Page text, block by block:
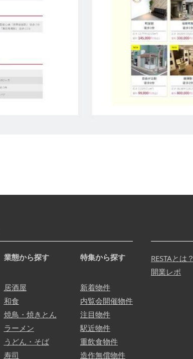
業態から探す
居酒屋
和食
焼鳥・焼きとん
ラーメン
うどん・そば
寿司
特集から探す
新着物件
内覧会開催物件
注目物件
駅近物件
重飲食物件
造作無償物件
RESTAとは？
開業レポ